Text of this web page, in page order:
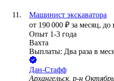
Машинист экскаватора
от 190 000 ₽ за месяц, до
Опыт 1-3 года
Вахта
Выплаты: Два раза в
Дан-Стафф
Архангельск, р-н